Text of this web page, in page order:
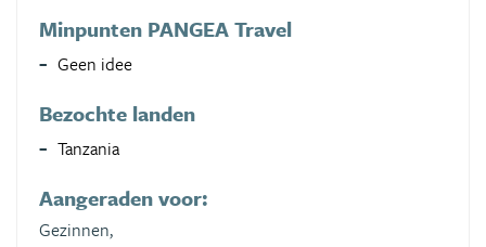
Minpunten PANGEA Travel
Geen idee
Bezochte landen
Tanzania
Aangeraden voor:
Gezinnen,